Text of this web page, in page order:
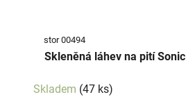
stor 00494
Skleněná láhev na pití Sonic
Skladem (47 ks)